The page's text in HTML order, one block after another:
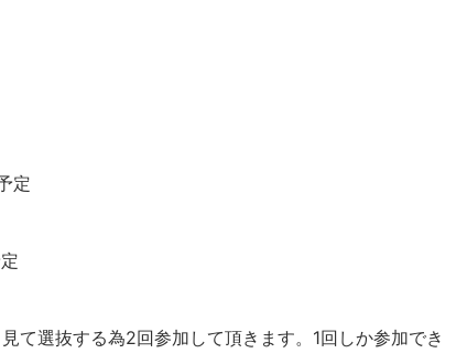
定
て選抜する為2回参加して頂きます。1回しか参加でき